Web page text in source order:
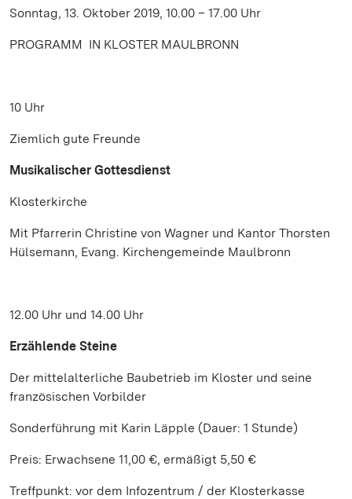
Sonntag, 13. Oktober 2019, 10.00 – 17.00 Uhr
PROGRAMM IN KLOSTER MAULBRONN
10 Uhr
Ziemlich gute Freunde
Musikalischer Gottesdienst
Klosterkirche
Mit Pfarrerin Christine von Wagner und Kantor Thorsten
Hülsemann, Evang. Kirchengemeinde Maulbronn
12.00 Uhr und 14.00 Uhr
Erzählende Steine
Der mittelalterliche Baubetrieb im Kloster und seine
französischen Vorbilder
Sonderführung mit Karin Läpple (Dauer: 1 Stunde)
Preis: Erwachsene 11,00 €, ermäßigt 5,50 €
Treffpunkt: vor dem Infozentrum / der Klosterkasse